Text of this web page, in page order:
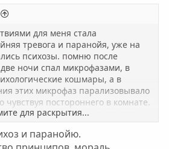
для меня стала
тревога и паранойя, уже на
психозы. помню после
ночи спал микрофазами, в
кошмары, а в
этих микрофаз парализовывало
чувствуя постороннего в комнате.
приятелями, тк вечно казалось,
когда родные узнали об
для раскрытия...
и паранойю.